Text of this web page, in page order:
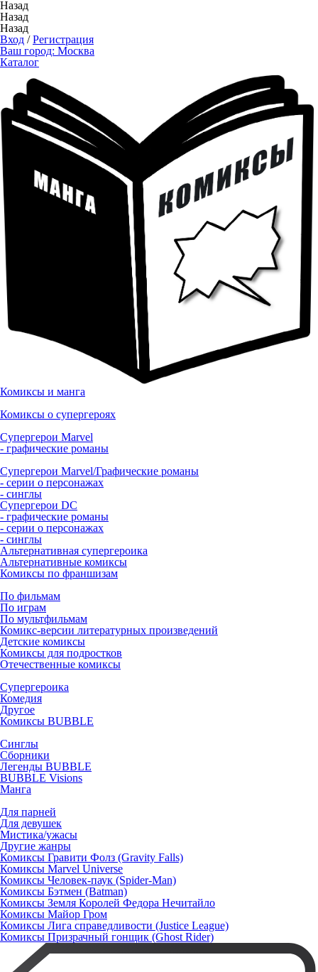
Назад
Назад
Назад
Вход /Регистрация
Ваш город: Москва
Каталог
Комиксы и манга
Комиксы о супергероях
Супергерои Marvel
- графические романы
Супергерои Marvel/Графические романы
- серии о персонажах
- синглы
Супергерои DC
- графические романы
- серии о персонажах
- синглы
Альтернативная супергероика
Альтернативные комиксы
Комиксы по франшизам
По фильмам
По играм
По мультфильмам
Комикс-версии литературных произведений
Детские комиксы
Комиксы для подростков
Отечественные комиксы
Супергероика
Комедия
Другое
Комиксы BUBBLE
Синглы
Сборники
Легенды BUBBLE
BUBBLE Visions
Манга
Для парней
Для девушек
Мистика/ужасы
Другие жанры
Комиксы Гравити Фолз (Gravity Falls)
Комиксы Marvel Universe
Комиксы Человек-паук (Spider-Man)
Комиксы Бэтмен (Batman)
Комиксы Земля Королей Федора Нечитайло
Комиксы Майор Гром
Комиксы Лига справедливости (Justice League)
Комиксы Призрачный гонщик (Ghost Rider)